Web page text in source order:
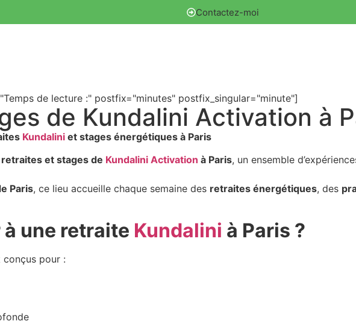
Contactez-moi
de lecture :" postfix="minutes" postfix_singular="minute"]
de Kundalini Activation à
Kundalini et stages énergétiques à Paris
et stages de Kundalini Activation à Paris, un ensemble
Paris, ce lieu accueille chaque semaine des retraites énergétiques, des
une retraite Kundalini à Paris ?
conçus pour :